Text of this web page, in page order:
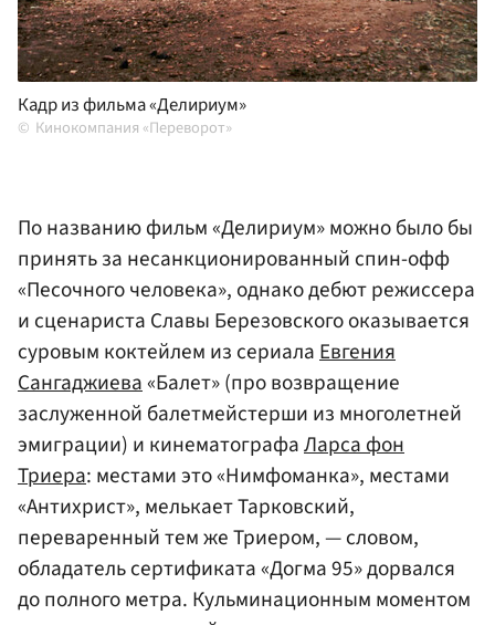
Кадр из фильма «Делириум»
Кинокомпания «Переворот»
По названию фильм «Делириум» можно было бы
принять за несанкционированный спин-офф
«Песочного человека», однако дебют режиссера
и сценариста Славы Березовского оказывается
суровым коктейлем из сериалаЕвгения
Сангаджиева«Балет» (про возвращение
заслуженной балетмейстерши из многолетней
эмиграции) и кинематографаЛарса фон
Триера: местами это «Нимфоманка», местами
«Антихрист», мелькает Тарковский,
переваренный тем же Триером, — словом,
обладатель сертификата «Догма 95» дорвался
до полного метра. Кульминационным моментом